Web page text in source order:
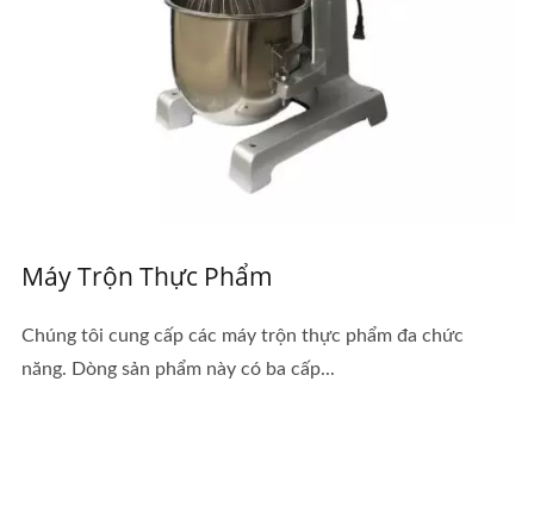
Máy Trộn Thực Phẩm
Chúng tôi cung cấp các máy trộn thực phẩm đa chức
năng. Dòng sản phẩm này có ba cấp...